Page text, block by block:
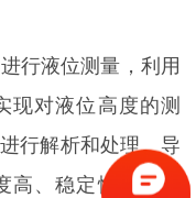
行液位测量，利用
现对液位高度的测
行解析和处理。导
、稳定性好等优